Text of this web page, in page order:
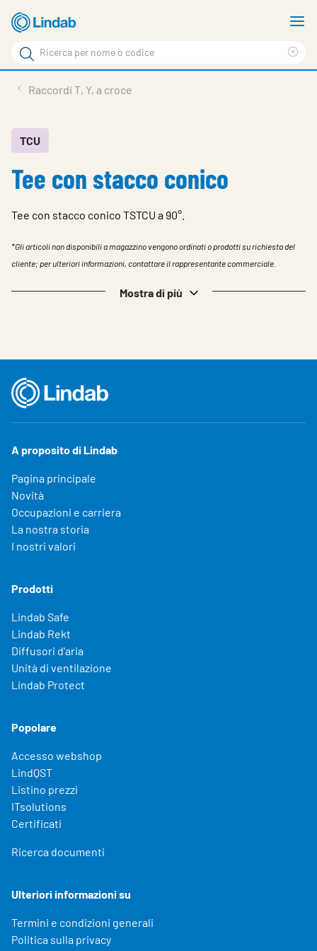
Log
visionare
Cerca
Cerca
Su Lindab
Su Tecnovent
Log in
Scegliere la lingua
Raccordi T, Y, a croce
TCU
Tee con stacco conico
Tee con stacco conico TSTCU a 90°.
*Gli articoli non disponibili a magazzino vengono ordinati o prodotti su richiesta del
cliente; per ulteriori informazioni, contattare il rappresentante commerciale.
Mostra di più
A proposito di Lindab
Pagina principale
Novità
Occupazioni e carriera
La nostra storia
I nostri valori
Prodotti
Lindab Safe
Lindab Rekt
Diffusori d'aria
Unità di ventilazione
Lindab Protect
Popolare
Accesso webshop
LindQST
Listino prezzi
ITsolutions
Certificati
Ricerca documenti
Ulteriori informazioni su
Termini e condizioni generali
Politica sulla privacy